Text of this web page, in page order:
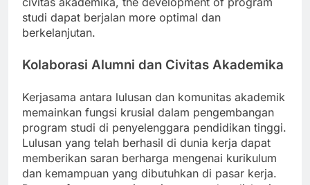
studi dapat berjalan more optimal dan
berkelanjutan.
Kolaborasi Alumni dan Civitas Akademika
Kerjasama antara lulusan dan komunitas akademik
memainkan fungsi krusial dalam pengembangan
program studi di penyelenggara pendidikan tinggi.
Lulusan yang telah berhasil di dunia kerja dapat
memberikan saran berharga mengenai kurikulum
dan kemampuan yang dibutuhkan di pasar kerja.